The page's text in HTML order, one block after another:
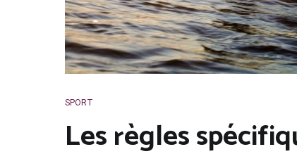
SPORT
Les règles